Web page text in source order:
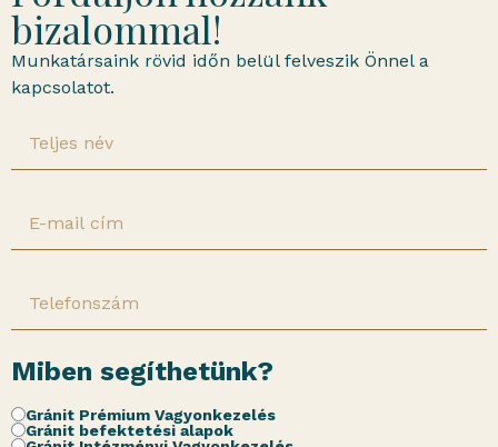
bizalommal!
Munkatársaink rövid időn belül felveszik Önnel a
kapcsolatot.
Miben segíthetünk?
Gránit Prémium Vagyonkezelés
Gránit befektetési alapok